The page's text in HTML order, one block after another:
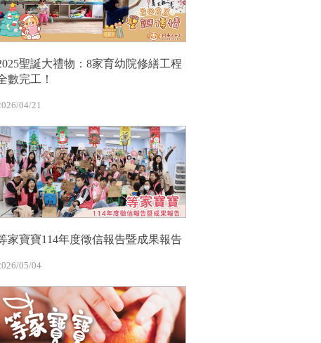
聖誕大禮物：8家育幼院修繕工程
數完工！
04/21
家寶寶114年度徵信報告暨成果報告
05/04